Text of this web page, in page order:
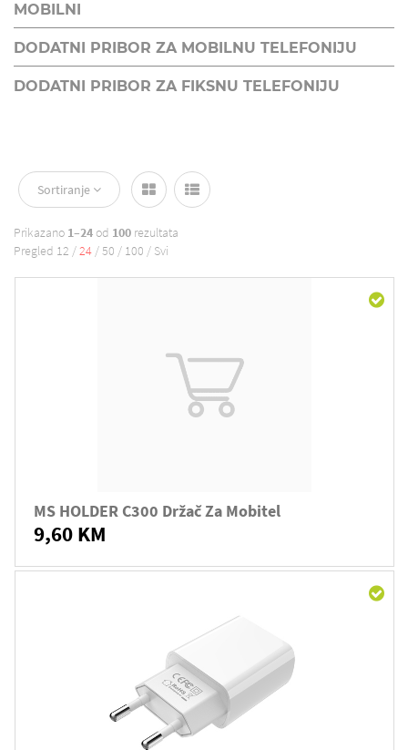
MOBILNI
DODATNI PRIBOR ZA MOBILNU TELEFONIJU
DODATNI PRIBOR ZA FIKSNU TELEFONIJU
Sortiranje
Prikazano 1–24 od 100 rezultata
Pregled 12 /24 /50 / 100 / Svi
MS HOLDER C300 Držač Za Mobitel
9,60 KM